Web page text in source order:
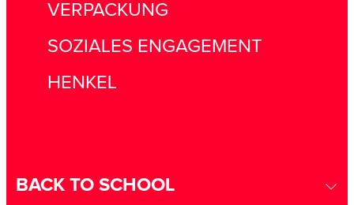
VERPACKUNG
SOZIALES ENGAGEMENT
HENKEL
BACK TO SCHOOL